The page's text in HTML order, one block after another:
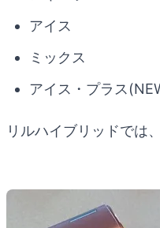
アイス
ミックス
アイス・プラス
リルハイブリッドでは